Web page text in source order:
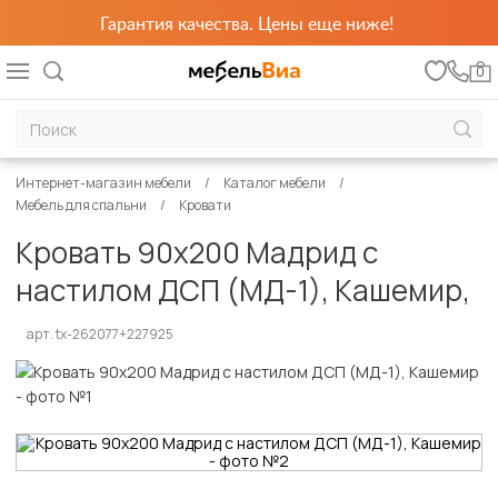
Гарантия качества. Цены еще ниже!
0
Интернет-магазин мебели
Каталог мебели
Мебель для спальни
Кровати
Кровать 90х200 Мадрид с
настилом ДСП (МД-1), Кашемир,
арт. tx-262077+227925